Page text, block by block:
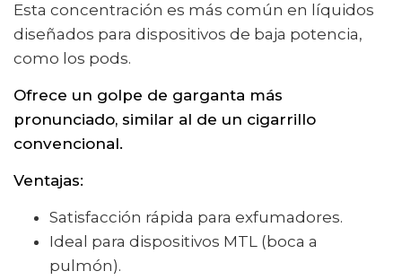
Esta concentración es más común en líquidos
diseñados para dispositivos de baja potencia,
como los pods.
Ofrece un golpe de garganta más
pronunciado, similar al de un cigarrillo
convencional.
Ventajas:
Satisfacción rápida para exfumadores.
Ideal para dispositivos MTL (boca a
pulmón).